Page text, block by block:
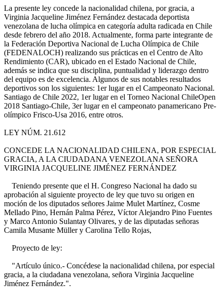
La presente ley concede la nacionalidad chilena, por gracia, a
Virginia Jacqueline Jiménez Fernández destacada deportista
venezolana de lucha olímpica en categoría adulta radicada en Chile
desde febrero del año 2018. Actualmente, forma parte integrante de
la Federación Deportiva Nacional de Lucha Olímpica de Chile
(FEDENALOCH) realizando sus prácticas en el Centro de Alto
Rendimiento (CAR), ubicado en el Estado Nacional de Chile,
además se indica que su disciplina, puntualidad y liderazgo dentro
del equipo es de excelencia. Algunos de sus notables resultados
deportivos son los siguientes: 1er lugar en el Campeonato Nacional.
Santiago de Chile 2022, 1er lugar en el Torneo Nacional ChileOpen
2018 Santiago-Chile, 3er lugar en el campeonato panamericano Pre-
olímpico Frisco-Usa 2016, entre otros.
LEY NÚM. 21.612
CONCEDE LA NACIONALIDAD CHILENA, POR ESPECIAL
GRACIA, A LA CIUDADANA VENEZOLANA SEÑORA
VIRGINIA JACQUELINE JIMÉNEZ FERNÁNDEZ
Teniendo presente que el H. Congreso Nacional ha dado su
aprobación al siguiente proyecto de ley que tuvo su origen en
moción de los diputados señores Jaime Mulet Martínez, Cosme
Mellado Pino, Hernán Palma Pérez, Víctor Alejandro Pino Fuentes
y Marco Antonio Sulantay Olivares, y de las diputadas señoras
Camila Musante Müller y Carolina Tello Rojas,
Proyecto de ley:
"Artículo único.- Concédese la nacionalidad chilena, por especial
gracia, a la ciudadana venezolana, señora Virginia Jacqueline
Jiménez Fernández.".